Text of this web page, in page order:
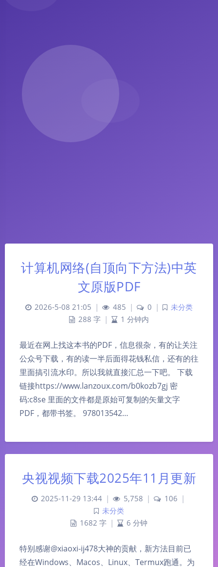
计算机网络(自顶向下方法)中英
文原版PDF
2026-5-08 21:05 | 485 | 0 |
未分类
288 字 | 1 分钟内
最近在网上找这本书的PDF，信息很杂，有的让关注
公众号下载，有的读一半后面得花钱私信，还有的往
里面搞引流水印。所以我就直接汇总一下吧。 下载
链接https://www.lanzoux.com/b0kozb7gj 密
码:c8se 里面的文件都是原始可复制的矢量文字
PDF，都带书签。 978013542…
央视视频下载2025年11月更新
2025-11-29 13:44 | 5,758 | 106 |
未分类
1682 字 | 6 分钟
特别感谢@xiaoxi-ij478大神的贡献，新方法目前已
经在Windows、Macos、Linux、Termux跑通。为